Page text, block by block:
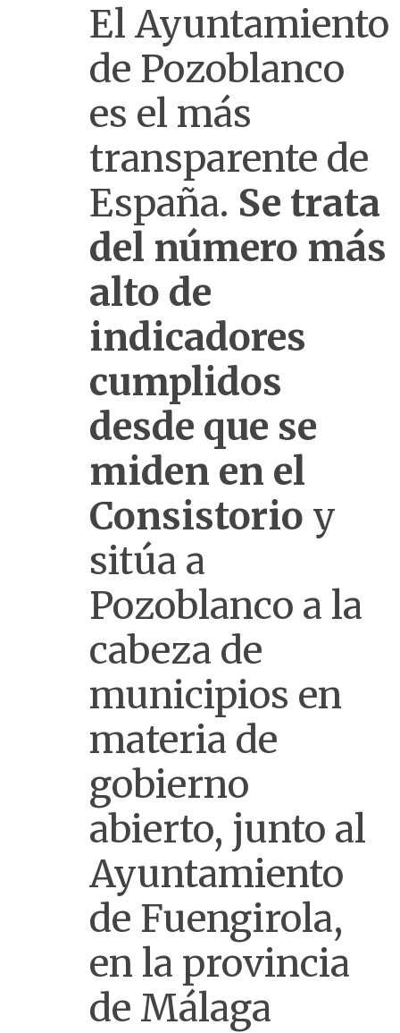
El Ayuntamiento
de Pozoblanco
es el más
transparente de
España. Se trata
del número más
alto de
indicadores
cumplidos
desde que se
miden en el
Consistorio y
sitúa a
Pozoblanco a la
cabeza de
municipios en
materia de
gobierno
abierto, junto al
Ayuntamiento
de Fuengirola,
en la provincia
de Málaga